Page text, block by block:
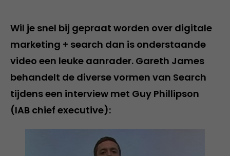
Wil je snel bij gepraat worden over digitale
marketing + search dan is onderstaande
video een leuke aanrader. Gareth James
behandelt de diverse vormen van Search
tijdens een interview met Guy Phillipson
(IAB chief executive):